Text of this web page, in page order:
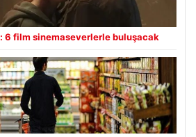
6 film sinemaseverlerle buluşacak